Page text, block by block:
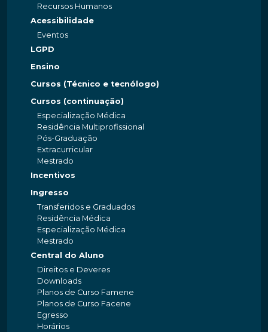
Recursos Humanos
Acessibilidade
Eventos
LGPD
Ensino
Cursos (Técnico e tecnólogo)
Cursos (continuação)
Especialização Médica
Residência Multiprofissional
Pós-Graduação
Extracurricular
Mestrado
Incentivos
Ingresso
Transferidos e Graduados
Residência Médica
Especialização Médica
Mestrado
Central do Aluno
Direitos e Deveres
Downloads
Planos de Curso Famene
Planos de Curso Facene
Egresso
Horários